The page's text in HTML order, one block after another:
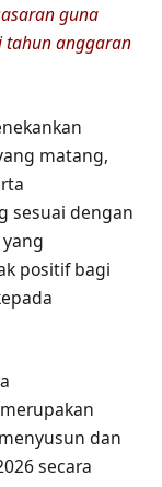
guna
tahun anggaran
matang,
sesuai dengan
positif bagi
dan
secara